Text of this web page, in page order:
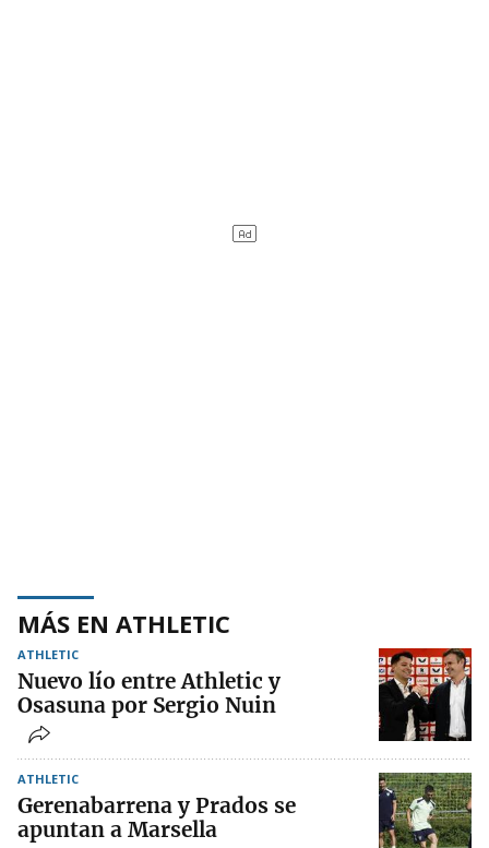
MÁS EN ATHLETIC
ATHLETIC
Nuevo lío entre Athletic y
Osasuna por Sergio Nuin
ATHLETIC
Gerenabarrena y Prados se
apuntan a Marsella